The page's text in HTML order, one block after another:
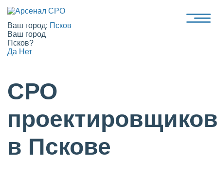
Ваш город: Псков
Ваш город
Псков?
Да Нет
СРО
проектировщиков
в Пскове